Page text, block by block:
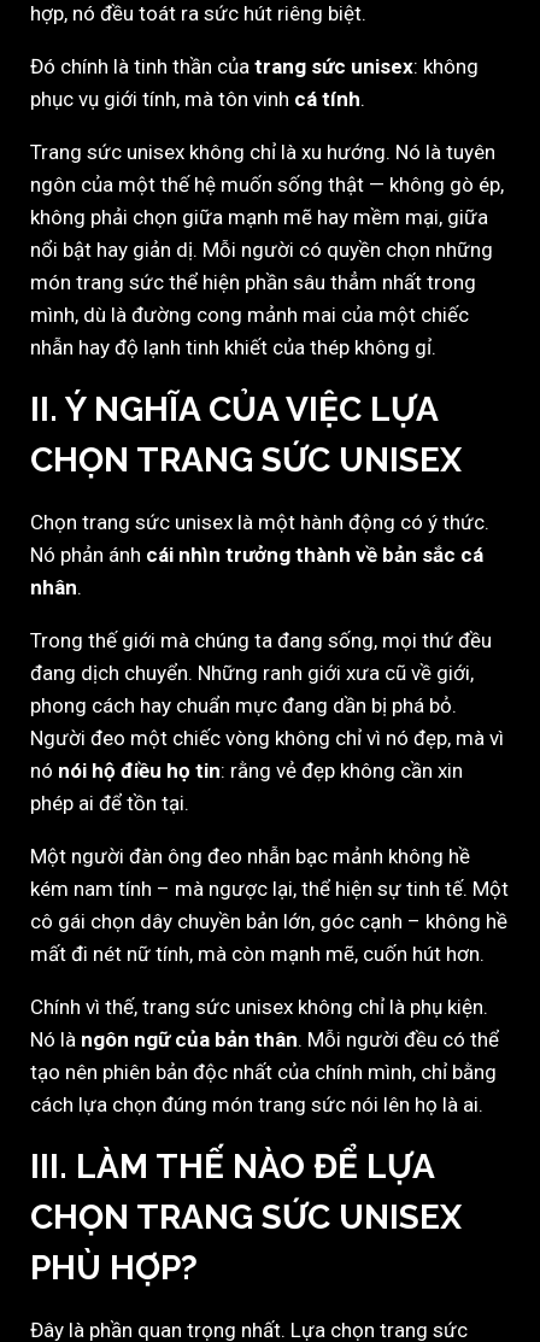
hợp, nó đều toát ra sức hút riêng biệt.
Đó chính là tinh thần của trang sức unisex: không
phục vụ giới tính, mà tôn vinh cá tính.
Trang sức unisex không chỉ là xu hướng. Nó là tuyên
ngôn của một thế hệ muốn sống thật — không gò ép,
không phải chọn giữa mạnh mẽ hay mềm mại, giữa
nổi bật hay giản dị. Mỗi người có quyền chọn những
món trang sức thể hiện phần sâu thẳm nhất trong
mình, dù là đường cong mảnh mai của một chiếc
nhẫn hay độ lạnh tinh khiết của thép không gỉ.
II. Ý NGHĨA CỦA VIỆC LỰA
CHỌN TRANG SỨC UNISEX
Chọn trang sức unisex là một hành động có ý thức.
Nó phản ánh cái nhìn trưởng thành về bản sắc cá
nhân.
Trong thế giới mà chúng ta đang sống, mọi thứ đều
đang dịch chuyển. Những ranh giới xưa cũ về giới,
phong cách hay chuẩn mực đang dần bị phá bỏ.
Người đeo một chiếc vòng không chỉ vì nó đẹp, mà vì
nó nói hộ điều họ tin: rằng vẻ đẹp không cần xin
phép ai để tồn tại.
Một người đàn ông đeo nhẫn bạc mảnh không hề
kém nam tính – mà ngược lại, thể hiện sự tinh tế. Một
cô gái chọn dây chuyền bản lớn, góc cạnh – không hề
mất đi nét nữ tính, mà còn mạnh mẽ, cuốn hút hơn.
Chính vì thế, trang sức unisex không chỉ là phụ kiện.
Nó là ngôn ngữ của bản thân. Mỗi người đều có thể
tạo nên phiên bản độc nhất của chính mình, chỉ bằng
cách lựa chọn đúng món trang sức nói lên họ là ai.
III. LÀM THẾ NÀO ĐỂ LỰA
CHỌN TRANG SỨC UNISEX
PHÙ HỢP?
Đây là phần quan trọng nhất. Lựa chọn trang sức